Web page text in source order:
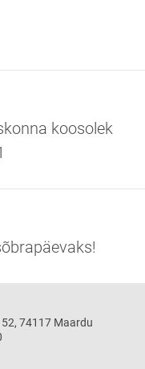
koosolek
74117 Maardu